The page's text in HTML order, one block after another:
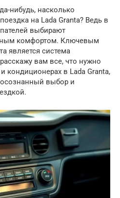
нибудь, насколько
на Lada Granta? Ведь в
выбирают
комфортом. Ключевым
является система
вам все, что нужно
кондиционерах в Lada Granta,
выбор и